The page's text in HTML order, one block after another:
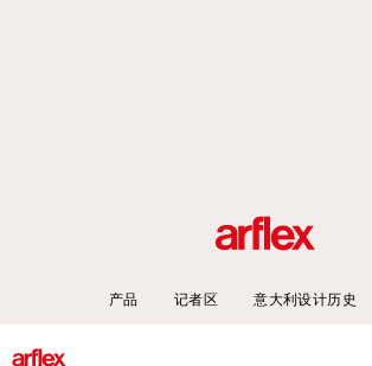
产品 记者区 意大利设计历史